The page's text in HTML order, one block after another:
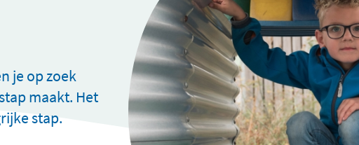
je op zoek
maakt. Het
stap.